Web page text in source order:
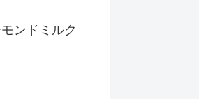
ンドミルク